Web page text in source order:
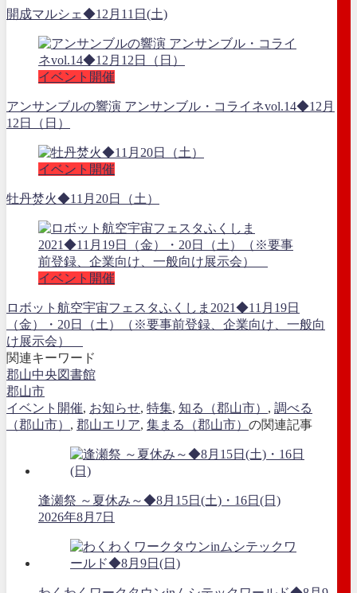
開成マルシェ◆12月11日(土)
イベント開催
アンサンブルの響演 アンサンブル・コライネvol.14◆12月
12日（日）
イベント開催
牡丹焚火◆11月20日（土）
イベント開催
ロボット航空宇宙フェスタふくしま2021◆11月19日
（金）・20日（土）（※要事前登録、企業向け、一般向
け展示会）
関連キーワード
郡山中央図書館
郡山市
イベント開催, お知らせ, 特集, 知る（郡山市） , 調べる
（郡山市） , 郡山エリア, 集まる（郡山市） の関連記事
逢瀬祭 ～夏休み～◆8月15日(土)・16日(日)
2026年8月7日